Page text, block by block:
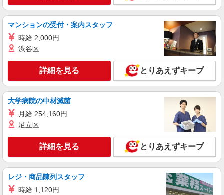
ソフトバンクショップの携帯販売スタッフ
月給 190,000円 〜 476,000円 試用期間あり 3
ヶ月 月給25万円以上 ※経験・能力による 【試用
期間】月給 190000 円 〜 476000 円
■ソフトバンク西町店 北海道 札幌市西区 西町
キープ 詳細を見る
正社員
ソフトバンクシーナシーナ琴似店
ソフトバンクショップの携帯販売スタッフ
月給 220,000円 〜 300,000円 試用期間あり 3
ヶ月 ※経験・能力による 【試用期間】月給
200000 円 〜 200000 円
■ソフトバンクシーナシーナ琴似店 北海道 札
幌市西区 琴似二条1丁目 4‐1
詳細を見る
マンションの受付・案内スタッフ
時給 2,000円
渋谷区
詳細を見る とりあえずキープ
大学病院の中材滅菌
月給 254,160円
足立区
詳細を見る とりあえずキープ
レジ・商品陳列スタッフ
時給 1,120円